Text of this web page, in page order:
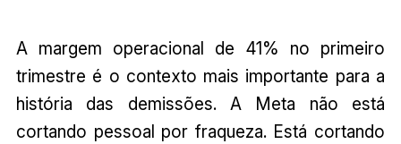
A margem operacional de 41% no primeiro
trimestre é o contexto mais importante para a
história das demissões. A Meta não está
cortando pessoal por fraqueza. Está cortando